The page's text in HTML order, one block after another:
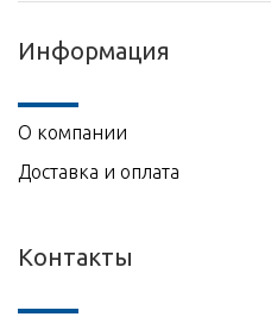
Информация
О компании
Доставка и оплата
Контакты